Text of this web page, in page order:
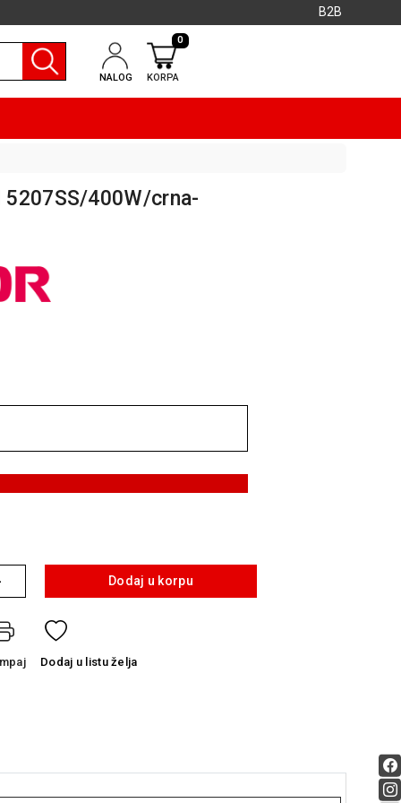
B2B
NALOG KORPA
0
5207SS/400W/crna-
Dodaj u korpu
Dodaj u listu želja